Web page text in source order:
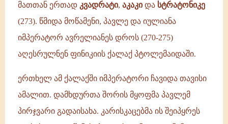
მათთან ერთად კვადრატი, აკაკიდა სტრატონიკე
(273). წმიდა მოწამენი, პავლე და იულიანა
იმპერატორ ავრელიანეს დროს (270-275)
აღესრულნენ ფინიკიის ქალაქ პტოლემაიდაში.
ერთხელ ამ ქალაქში იმპერატორი ჩავიდა თავისი
ამალით. დამხდურთა შორის მყოფმა პავლემ
პირჯვარი გადაისახა. კარისკაცებმა ის შეიპყრეს